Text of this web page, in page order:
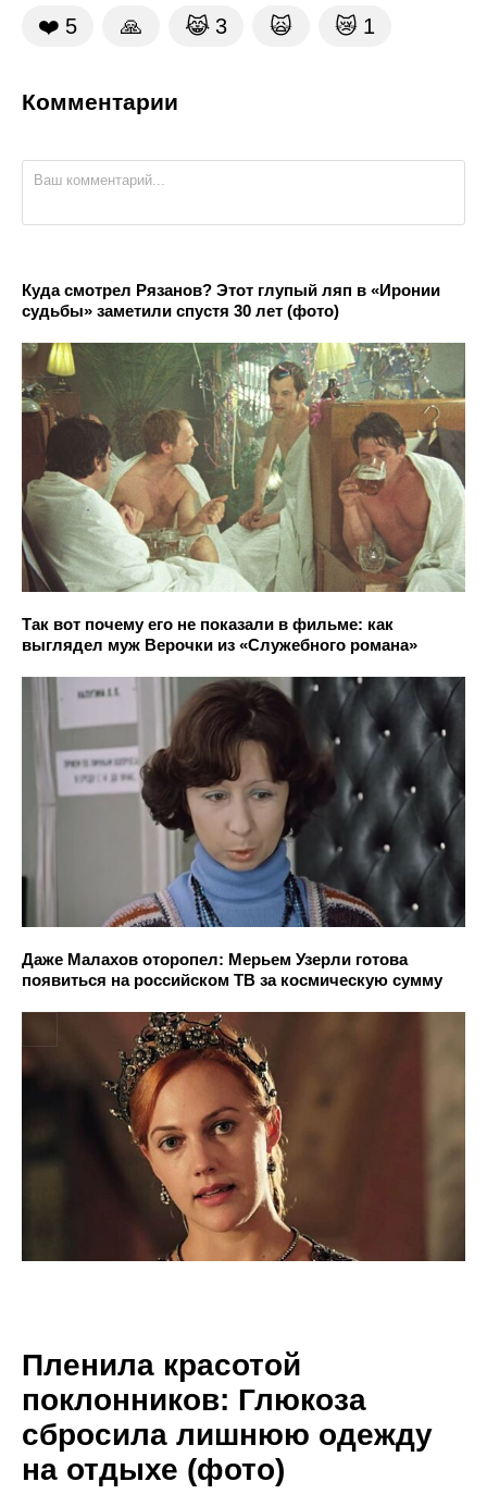
❤️ 5 🙏 😹 3 🙀 😿 1
Комментарии
Куда смотрел Рязанов? Этот глупый ляп в «Иронии
судьбы» заметили спустя 30 лет (фото)
Так вот почему его не показали в фильме: как
выглядел муж Верочки из «Служебного романа»
Даже Малахов оторопел: Мерьем Узерли готова
появиться на российском ТВ за космическую сумму
Пленила красотой
поклонников: Глюкоза
сбросила лишнюю одежду
на отдыхе (фото)